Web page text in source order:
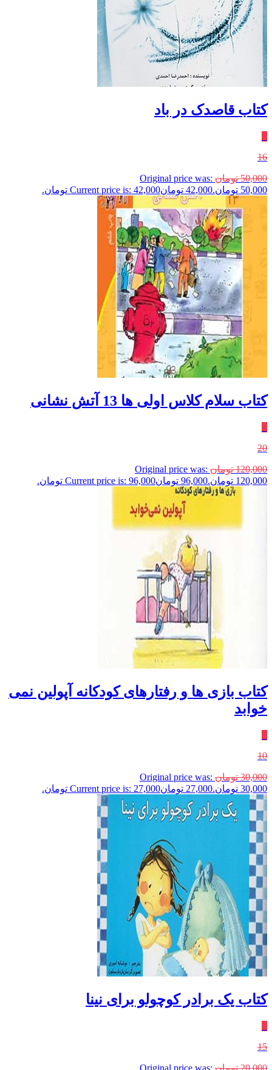
کتاب قاصدک در باد
16
50,000 تومان Original price was:
50,000 تومان.
42,000 تومانCurrent price is: 42,000 تومان.
کتاب سلام کلاس اولی ها 13 آتش نشانی
20
120,000 تومان Original price was:
120,000 تومان.
96,000 تومانCurrent price is: 96,000 تومان.
کتاب بازی ها و رفتارهای کودکانه آپولین نمی
خوابد
10
30,000 تومان Original price was:
30,000 تومان.
27,000 تومانCurrent price is: 27,000 تومان.
کتاب یک برادر کوچولو برای نینا
15
20,000 تومان Original price was: